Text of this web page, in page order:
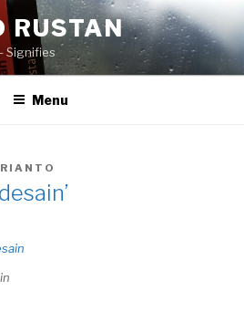
RUSTAN
Signifies
Menu